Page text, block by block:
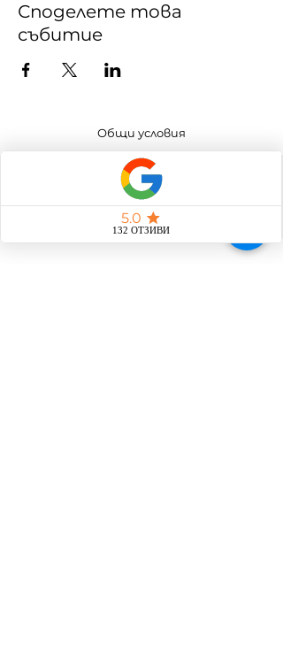
Споделете това
събитие
Общи условия
Политика за защита на личните данни
Политика за бисквитки
Програма за лоялност